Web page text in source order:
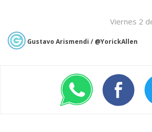
Viernes 2
Gustavo Arismendi / @YorickAllen